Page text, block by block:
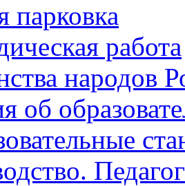
парковка
работа
народов
об